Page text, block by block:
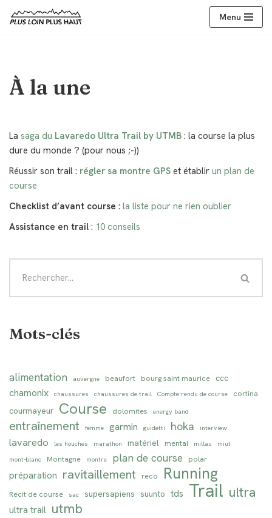
Menu
À la une
La saga du Lavaredo Ultra Trail by UTMB : la course la plus
dure du monde ? (pour nous ;-))
Réussir son trail : régler sa montre GPS et établir un plan de
course
Checklist d’avant course : la liste pour ne rien oublier
Assistance en trail : 10 conseils
Mots-clés
alimentation auvergne beaufort bourg saint maurice ccc
chamonix chaussures chaussures de trail Compte-rendu de course cortina
courmayeur Course dolomites energy band
entraînement femme garmin guidetti hoka interview
lavaredo les houches marathon matériel mental millau
miut
mont-blanc
Montagne montre plan de course polar
préparation ravitaillement reco Running
Récit de course sac supersapiens suunto tds Trail ultra
ultra trail utmb